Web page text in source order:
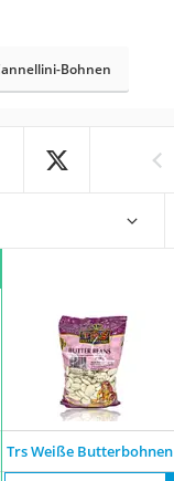
Bohnen
Trs Weiße Butterbohnen